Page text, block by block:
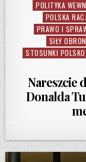
POLITYKA
POLSKA
PRAWO I
SIŁY
STOSUNKI
Nareszcie
Donalda